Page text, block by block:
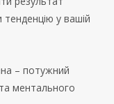
у вашій
– потужний
ментального